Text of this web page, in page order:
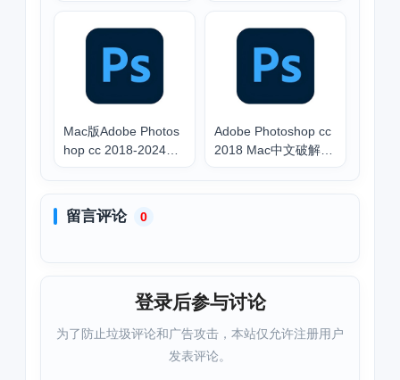
Mac版Adobe Photos
hop cc 2018-2024中
Adobe Photoshop cc
2018 Mac中文破解版
留言评论 0
登录后参与讨论
为了防止垃圾评论和广告攻击，本站仅允许注册用户
发表评论。